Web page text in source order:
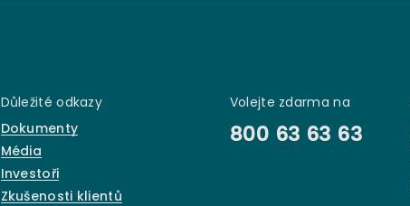
Důležité odkazy
Dokumenty
Média
Investoři
Zkušenosti klientů
Volejte zdarma na
800 63 63 63